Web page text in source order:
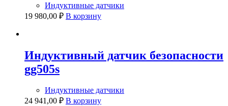
Индуктивные датчики
19 980,00 ₽ В корзину
Индуктивный датчик безопасности
gg505s
Индуктивные датчики
24 941,00 ₽ В корзину